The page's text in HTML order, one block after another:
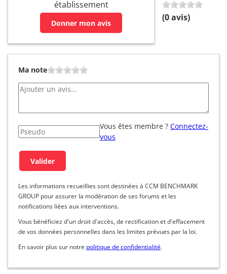
établissement
Donner mon avis
(0avis)
Ma note
Vous êtes membre ? Connectez-
vous
Les informations recueillies sont destinées à CCM BENCHMARK
GROUP pour assurer la modération de ses forums et les
notifications liées aux interventions.
Vous bénéficiez d'un droit d'accès, de rectification et d'effacement
de vos données personnelles dans les limites prévues par la loi.
En savoir plus sur notre politique de confidentialité.